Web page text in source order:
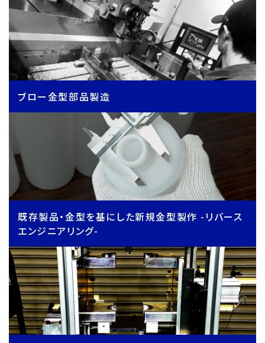
ブロー金型部品製造
既存製品・金型を基にした新規金型製作 -リバース
エンジニアリング-